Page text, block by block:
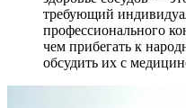
требующий
профессионального
чем прибегать к
обсудить их с